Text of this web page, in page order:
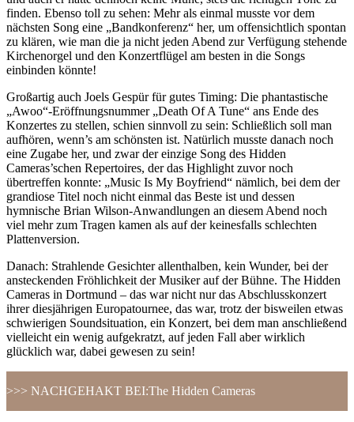
finden. Ebenso toll zu sehen: Mehr als einmal musste vor dem
nächsten Song eine „Bandkonferenz“ her, um offensichtlich spontan
zu klären, wie man die ja nicht jeden Abend zur Verfügung stehende
Kirchenorgel und den Konzertflügel am besten in die Songs
einbinden könnte!
Großartig auch Joels Gespür für gutes Timing: Die phantastische
„Awoo“-Eröffnungsnummer „Death Of A Tune“ ans Ende des
Konzertes zu stellen, schien sinnvoll zu sein: Schließlich soll man
aufhören, wenn’s am schönsten ist. Natürlich musste danach noch
eine Zugabe her, und zwar der einzige Song des Hidden
Cameras’schen Repertoires, der das Highlight zuvor noch
übertreffen konnte: „Music Is My Boyfriend“ nämlich, bei dem der
grandiose Titel noch nicht einmal das Beste ist und dessen
hymnische Brian Wilson-Anwandlungen an diesem Abend noch
viel mehr zum Tragen kamen als auf der keinesfalls schlechten
Plattenversion.
Danach: Strahlende Gesichter allenthalben, kein Wunder, bei der
ansteckenden Fröhlichkeit der Musiker auf der Bühne. The Hidden
Cameras in Dortmund – das war nicht nur das Abschlusskonzert
ihrer diesjährigen Europatournee, das war, trotz der bisweilen etwas
schwierigen Soundsituation, ein Konzert, bei dem man anschließend
vielleicht ein wenig aufgekratzt, auf jeden Fall aber wirklich
glücklich war, dabei gewesen zu sein!
>>> NACHGEHAKT BEI:The Hidden Cameras